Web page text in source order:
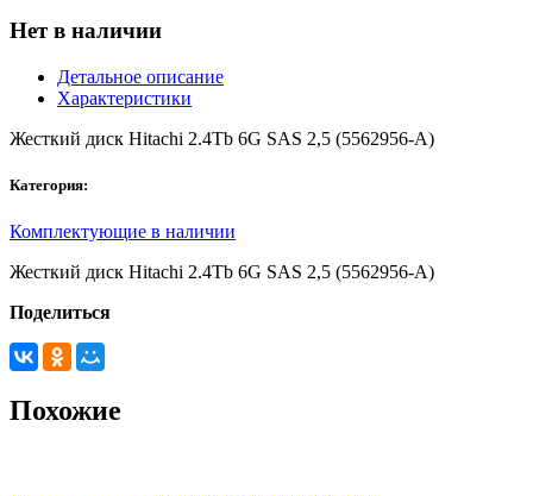
Нет в наличии
Детальное описание
Характеристики
Жесткий диск Hitachi 2.4Tb 6G SAS 2,5 (5562956-A)
Категория:
Комплектующие в наличии
Жесткий диск Hitachi 2.4Tb 6G SAS 2,5 (5562956-A)
Поделиться
Похожие